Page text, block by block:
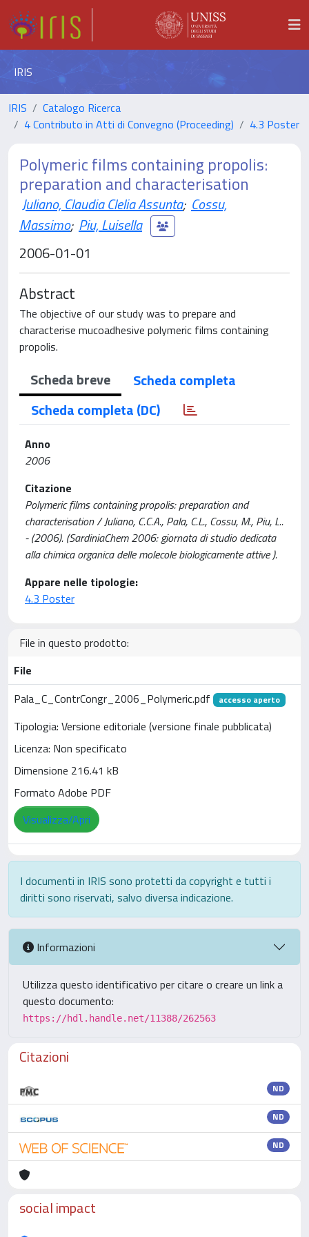
IRIS
IRIS
Catalogo Ricerca
4 Contributo in Atti di Convegno (Proceeding)
4.3 Poster
Polymeric films containing propolis:
preparation and characterisation
Juliano, Claudia Clelia Assunta; Cossu,
Massimo; Piu, Luisella
2006-01-01
Abstract
The objective of our study was to prepare and
characterise mucoadhesive polymeric films containing
propolis.
Scheda breve
Scheda completa
Scheda completa (DC)
Anno
2006
Citazione
Polymeric films containing propolis: preparation and
characterisation / Juliano, C.C.A., Pala, C.L., Cossu, M., Piu, L..
- (2006). (SardiniaChem 2006: giornata di studio dedicata
alla chimica organica delle molecole biologicamente attive ).
Appare nelle tipologie:
4.3 Poster
File in questo prodotto:
File
Pala_C_ContrCongr_2006_Polymeric.pdf
accesso aperto
Tipologia: Versione editoriale (versione finale pubblicata)
Licenza: Non specificato
Dimensione 216.41 kB
Formato Adobe PDF
Visualizza/Apri
I documenti in IRIS sono protetti da copyright e tutti i
diritti sono riservati, salvo diversa indicazione.
Informazioni
Utilizza questo identificativo per citare o creare un link a
questo documento:
https://hdl.handle.net/11388/262563
Citazioni
ND
ND
ND
social impact